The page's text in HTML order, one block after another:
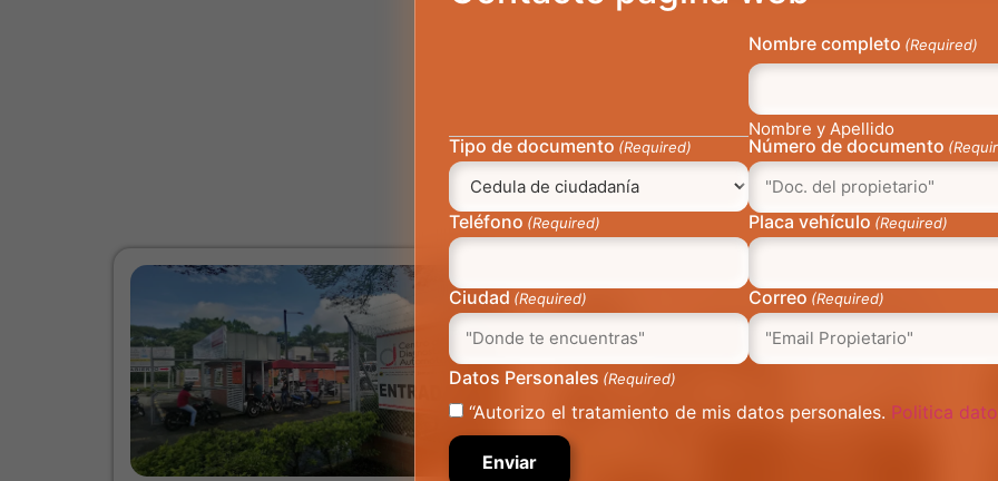
Nombre completo (Required)
Nombre y Apellido
Tipo de documento (Required) Número de documento
Teléfono (Required) Placa vehículo (Required)
Ciudad (Required) Correo (Required)
Datos Personales (Required)
“Autorizo el tratamiento de mis datos personales. Politica